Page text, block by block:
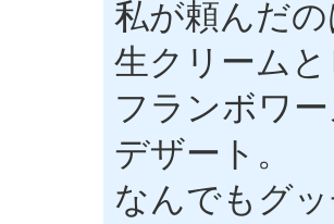
私が頼んだの
生クリーム
フランボワ
デザート。
なんでもグ